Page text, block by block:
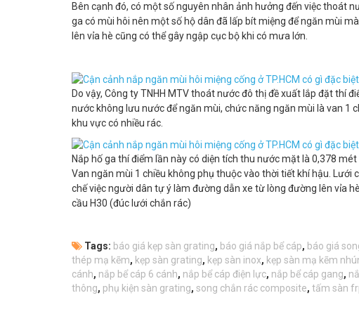
Bên cạnh đó, có một số nguyên nhân ảnh hưởng đến việc thoát
ga có mùi hôi nên một số hộ dân đã lấp bít miệng để ngăn mùi
lên vỉa hè cũng có thể gây ngập cục bộ khi có mưa lớn.
Do vậy, Công ty TNHH MTV thoát nước đô thị đề xuất lắp đặt thí
nước không lưu nước để ngăn mùi, chức năng ngăn mùi là van 1
khu vực có nhiều rác.
Nắp hố ga thí điểm lần này có diện tích thu nước mặt là 0,378
Van ngăn mùi 1 chiều không phụ thuộc vào thời tiết khí hậu.
chế việc người dân tự ý làm đường dẫn xe từ lòng đường lên vỉa
cầu H30 (đúc lưới chắn rác)
Tags: báo giá kẹp sàn grating, báo giá nắp bể cáp, báo giá
thép mạ kẽm, kẹp sàn grating, kẹp sàn inox, kẹp sàn mạ kẽm
cánh, nắp bể cáp 6 cánh, nắp bể cáp điện lực, nắp bể cáp gang,
thông, phụ kiện sàn grating, song chắn rác composite, tấm sàn